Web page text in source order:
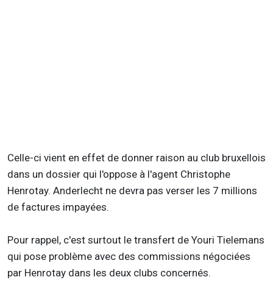
Celle-ci vient en effet de donner raison au club bruxellois
dans un dossier qui l'oppose à l'agent Christophe
Henrotay. Anderlecht ne devra pas verser les 7 millions
de factures impayées.
Pour rappel, c'est surtout le transfert de Youri Tielemans
qui pose problème avec des commissions négociées
par Henrotay dans les deux clubs concernés.